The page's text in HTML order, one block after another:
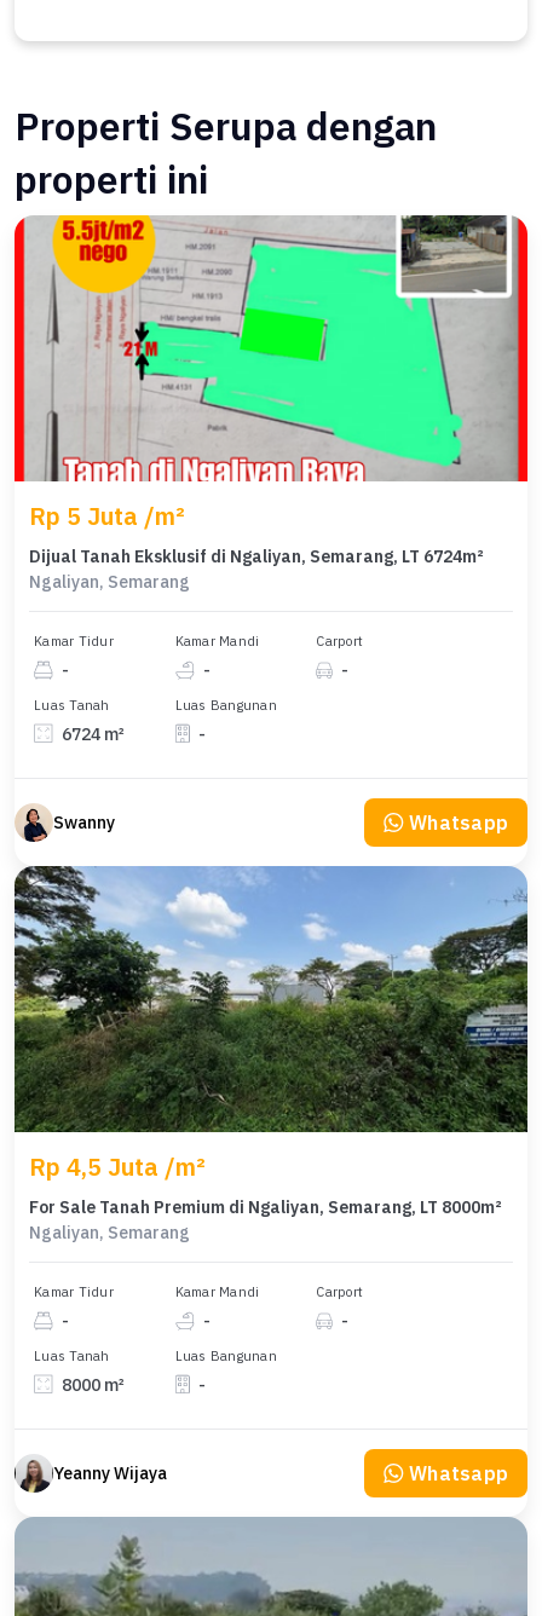
Properti Serupa dengan
properti ini
Rp 5 Juta /m²
Dijual Tanah Eksklusif di Ngaliyan, Semarang, LT 6724m²
Ngaliyan, Semarang
Kamar Tidur
-
Kamar Mandi
-
Carport
-
Luas Tanah
6724 m²
Luas Bangunan
-
Swanny Whatsapp
Rp 4,5 Juta /m²
For Sale Tanah Premium di Ngaliyan, Semarang, LT 8000m²
Ngaliyan, Semarang
Kamar Tidur
-
Kamar Mandi
-
Carport
-
Luas Tanah
8000 m²
Luas Bangunan
-
Yeanny Wijaya Whatsapp